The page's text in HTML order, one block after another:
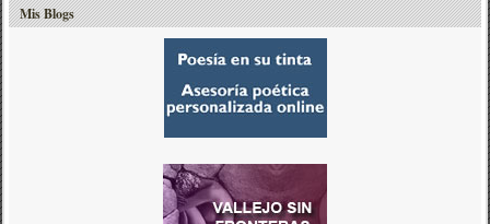
Mis Blogs